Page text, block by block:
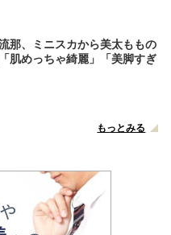
那、ミニスカから美太ももの
肌めっちゃ綺麗」「美脚すぎ
もっとみる